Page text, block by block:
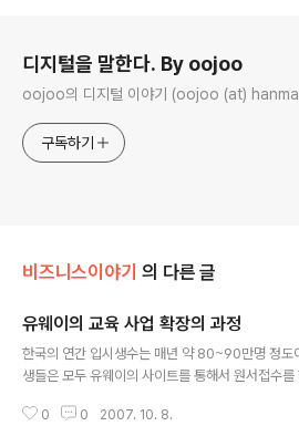
디지털을 말한다. By oojoo
oojoo의 디지털 이야기 (oojoo (at)
구독하기
비즈니스이야기 의 다른 글
유웨이의 교육 사업 확장의 과정
한국의 연간 입시생수는 매년 약 80~90만명 정
생들은 모두 유웨이의 사이트를 통해서 원서접수
있다. 이같은 타겟을 활용해 원서접수 외의 신규사
0 0 2007. 10. 8.